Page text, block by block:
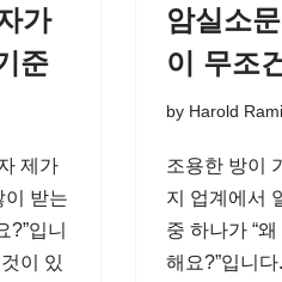
가
준
제가
이 받는
?”입니
이 있
암실소
이 무조
by Harold
조용한 방이
지 업계에서
중 하나가 “
해요?”입니